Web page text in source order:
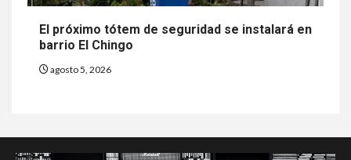
El próximo tótem de seguridad se instalará en
barrio El Chingo
agosto 5, 2026